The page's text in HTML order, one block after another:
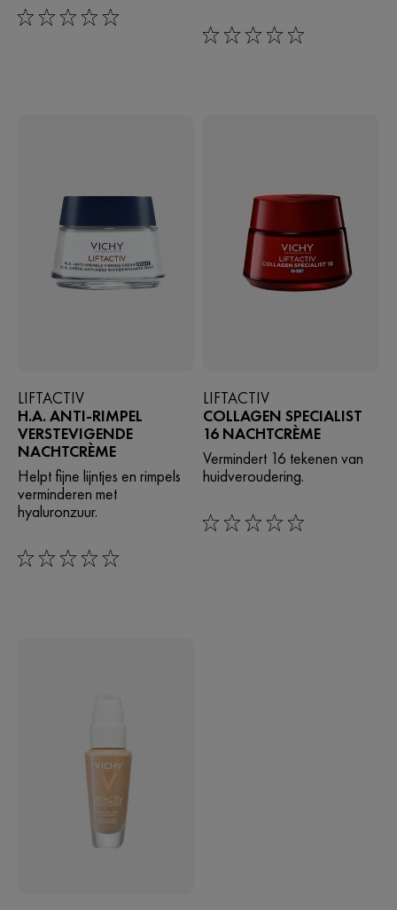
0/5
0/5
LIFTACTIV
H.A. ANTI-RIMPEL
VERSTEVIGENDE
NACHTCRÈME
Helpt fijne lijntjes en rimpels
verminderen met
hyaluronzuur.
0/5
LIFTACTIV
COLLAGEN SPECIALIST
16 NACHTCRÈME
Vermindert 16 tekenen van
huidveroudering.
0/5